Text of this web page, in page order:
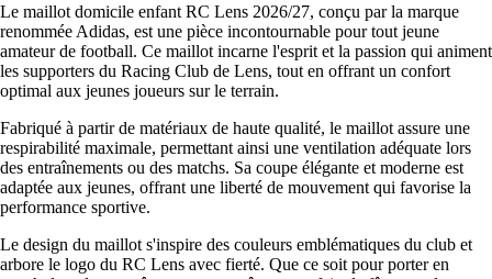
Le maillot domicile enfant RC Lens 2026/27, conçu par la marque
renommée Adidas, est une pièce incontournable pour tout jeune
amateur de football. Ce maillot incarne l'esprit et la passion qui animent
les supporters du Racing Club de Lens, tout en offrant un confort
optimal aux jeunes joueurs sur le terrain.
Fabriqué à partir de matériaux de haute qualité, le maillot assure une
respirabilité maximale, permettant ainsi une ventilation adéquate lors
des entraînements ou des matchs. Sa coupe élégante et moderne est
adaptée aux jeunes, offrant une liberté de mouvement qui favorise la
performance sportive.
Le design du maillot s'inspire des couleurs emblématiques du club et
arbore le logo du RC Lens avec fierté. Que ce soit pour porter en